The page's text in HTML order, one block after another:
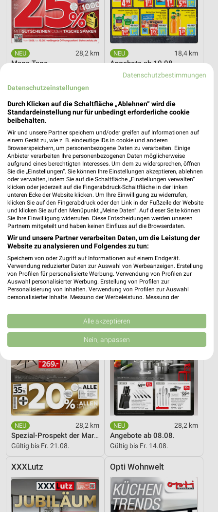
28,2 km
Mega Tage
18,4 km
Angebote ab 10.08.
Gültig ab Mo. 10.08.
28,2 km
Wohnenpreishits
Gültig bis Fr. 14.08.
28,2 km
Büro Spezial
Gültig bis Fr. 14.08.
XXXLutz
28,2 km
Spezial-Prospekt der Marken
Gültig bis Fr. 21.08.
XXXLutz
28,2 km
Angebote ab 08.08.
Gültig bis Fr. 14.08.
XXXLutz Opti Wohnwelt
Datenschutzbestimmungen
Datenschutzeinstellungen
Durch Klicken auf die Schaltfläche „Ablehnen“ wird die
Standardeinstellung nur für unbedingt erforderliche cookie
beibehalten.
Wir und unsere Partner speichern und/oder greifen auf Informationen auf
einem Gerät zu, wie z. B. eindeutige IDs in cookie und anderen
Browserspeichern, um personenbezogene Daten zu verarbeiten. Einige
Anbieter verarbeiten Ihre personenbezogenen Daten möglicherweise
aufgrund eines berechtigten Interesses. Um dem zu widersprechen, öffnen
Sie die „Einstellungen“. Sie können Ihre Einstellungen akzeptieren, ablehnen
oder verwalten, indem Sie auf die Schaltfläche „Einstellungen verwalten“
klicken oder jederzeit auf die Fingerabdruck-Schaltfläche in der linken
unteren Ecke der Website klicken. Um Ihre Einwilligung zu widerrufen,
klicken Sie auf den Fingerabdruck oder den Link in der Fußzeile der Website
und klicken Sie auf den Menüpunkt „Meine Daten“. Auf dieser Seite können
Sie Ihre Einwilligung widerrufen. Diese Entscheidungen werden unseren
Partnern mitgeteilt und haben keinen Einfluss auf die Browserdaten.
Wir und unsere Partner verarbeiten Daten, um die Leistung der
Website zu analysieren und Folgendes zu tun:
Speichern von oder Zugriff auf Informationen auf einem Endgerät.
Verwendung reduzierter Daten zur Auswahl von Werbeanzeigen. Erstellung
von Profilen für personalisierte Werbung. Verwendung von Profilen zur
Auswahl personalisierter Werbung. Erstellung von Profilen zur
Personalisierung von Inhalten. Verwendung von Profilen zur Auswahl
personalisierter Inhalte. Messung der Werbeleistung. Messung der
Kombinationen von Daten aus verschiedenen Quellen. Entwicklung und
Verbesserung der Angebote. Verwendung reduzierter Daten zur Auswahl
von Inhalten.
Daten können außerhalb der Europäischen Union weitergegeben und in die
Website/App.
Partnerliste anzeigen (1 IAB-Anbieter)
Wir nutzen Ihre Daten für folgende Zwecke:
IAB-Verarbeitungszwecke:
Speichern von oder Zugriff auf Informationen
auf einem Endgerät
Verwendung reduzierter Daten zur Auswahl von
Werbeanzeigen
Erstellung von Profilen für personalisierte
Werbung
Verwendung von Profilen zur Auswahl
personalisierter Werbung
Alle akzeptieren
Nein, anpassen